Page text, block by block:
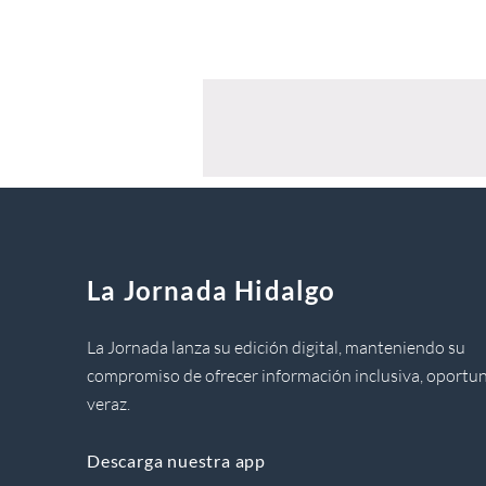
La Jornada Hidalgo
La Jornada lanza su edición digital, manteniendo su
compromiso de ofrecer información inclusiva,
veraz.
Descarga nuestra app